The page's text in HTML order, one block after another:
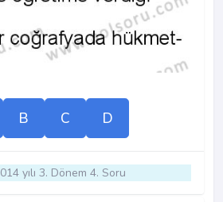
B C D
yılı 3. Dönem 4. Soru